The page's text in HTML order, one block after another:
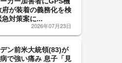
府が装着の義務化を検
急対策案に...
2026年07月23日
ン前米大統領(83)が
で強い痛み 息子「見